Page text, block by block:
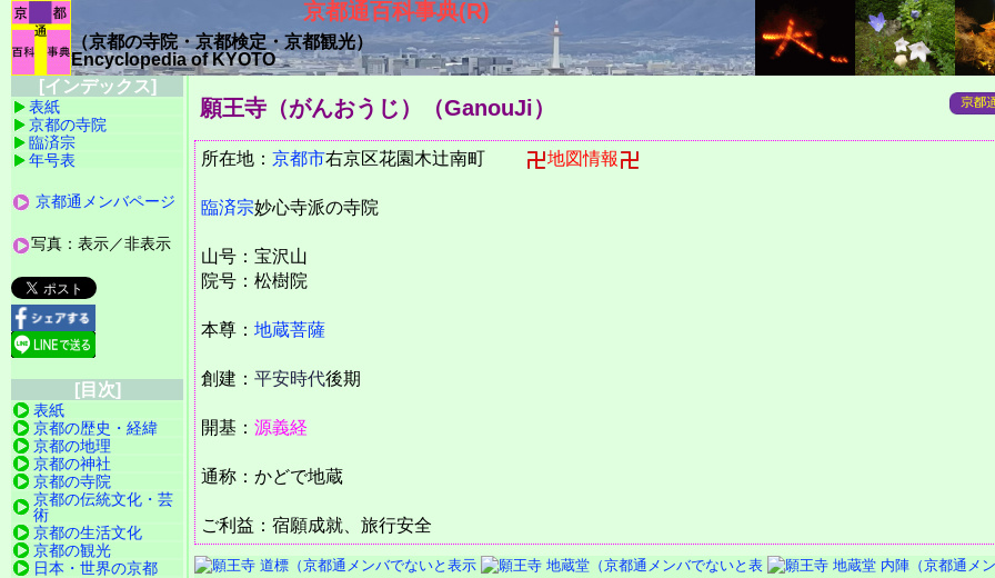
京都通百科事典(R)
（京都の寺院・京都検定・京都観光）
Encyclopedia of KYOTO
願王寺（がんおうじ）（GanouJi）
所在地： 京都市右京区花園木辻南町 地図情報
臨済宗妙心寺派の寺院
山号：宝沢山
院号：松樹院
本尊： 地蔵菩薩
創建： 平安時代後期
開基： 源義経
通称：かどで地蔵
ご利益：宿願成就、旅行安全
[インデックス]
表紙
京都の寺院
臨済宗
年号表
京都通メンバページ
写真：表示／非表示
[目次]
表紙
京都の歴史・経緯
京都の地理
京都の神社
京都の寺院
京都の伝統文化・芸
術
京都の生活文化
京都の観光
日本・世界の京都